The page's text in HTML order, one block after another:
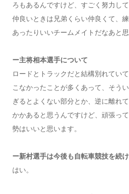
ろもあるんですけど、すごく努力し
仲良いときは兄弟くらい仲良くて、
あったりいいチームメイトだなあと思
ー主将相本選手について
ロードとトラックだと結構別れてい
こなかったことが多くあって、そう
ぎるとよくない部分とか、逆に離れ
かかあると思うんですけど、頑張っ
勢はいいと思います。
ー新村選手は今後も自転車競技を続
はい。